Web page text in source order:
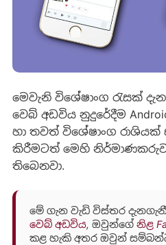
මෙවැනි විශේෂාංග රැසක්
වෙබ් අඩවිය නුදුරේදීම
හා තවත් විශේෂාංග
කිරීමටත් මෙහි
තිබෙනවා.
මේ ගැන වැඩි විස්තර
වෙබ් අඩවිය, ඔවුන්ගේ නිළ
කළ හැකි අතර ඔවුන්